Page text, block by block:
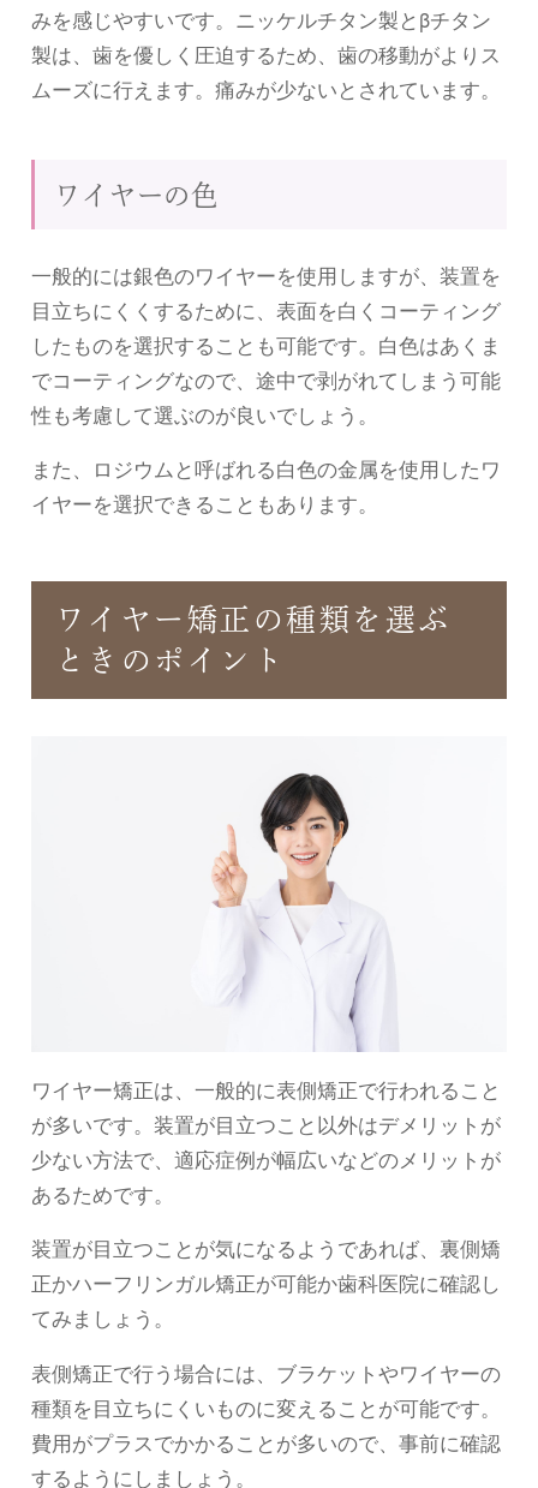
みを感じやすいです。ニッケルチタン製とβチタン
製は、歯を優しく圧迫するため、歯の移動がよりス
ムーズに行えます。痛みが少ないとされています。
ワイヤーの色
一般的には銀色のワイヤーを使用しますが、装置を
目立ちにくくするために、表面を白くコーティング
したものを選択することも可能です。白色はあくま
でコーティングなので、途中で剥がれてしまう可能
性も考慮して選ぶのが良いでしょう。
また、ロジウムと呼ばれる白色の金属を使用したワ
イヤーを選択できることもあります。
ワイヤー矯正の種類を選ぶ
ときのポイント
ワイヤー矯正は、一般的に表側矯正で行われること
が多いです。装置が目立つこと以外はデメリットが
少ない方法で、適応症例が幅広いなどのメリットが
あるためです。
装置が目立つことが気になるようであれば、裏側矯
正かハーフリンガル矯正が可能か歯科医院に確認し
てみましょう。
表側矯正で行う場合には、ブラケットやワイヤーの
種類を目立ちにくいものに変えることが可能です。
費用がプラスでかかることが多いので、事前に確認
するようにしましょう。